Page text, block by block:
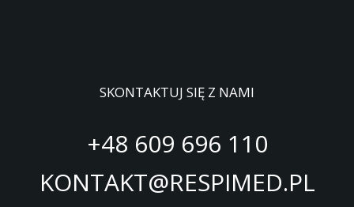
SKONTAKTUJ SIĘ Z NAMI
+48 609 696 110
KONTAKT@RESPIMED.PL